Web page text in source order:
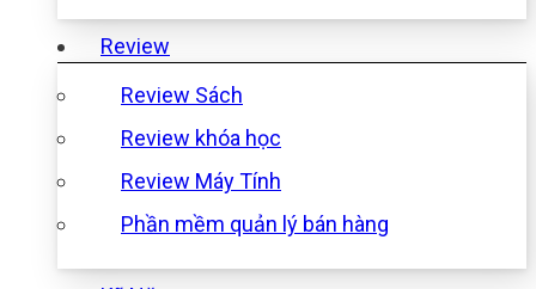
Review
Review Sách
Review khóa học
Review Máy Tính
Phần mềm quản lý bán hàng